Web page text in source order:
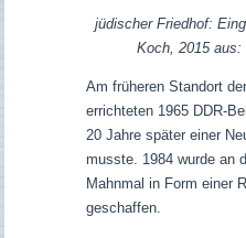
jüdischer Friedhof:
Koch, 2015 aus:
Am früheren Standort
errichteten 1965 DDR-
20 Jahre später einer
musste. 1984 wurde an
Mahnmal in Form einer
geschaffen.